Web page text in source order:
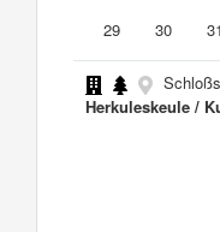
29
30 31
Herkuleskeule /